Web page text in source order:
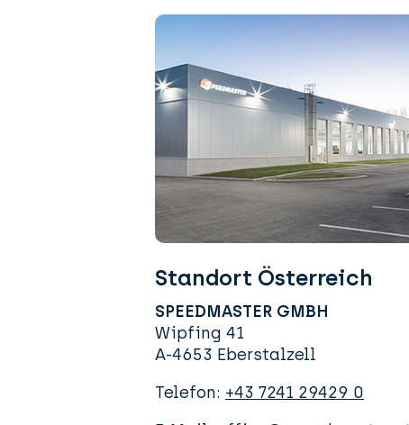
Standort Österreich
SPEEDMASTER GMBH
Wipfing 41
A-4653 Eberstalzell
Telefon: +43 7241 29429 0